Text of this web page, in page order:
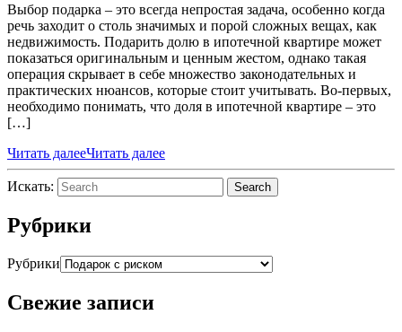
Выбор подарка – это всегда непростая задача, особенно когда
речь заходит о столь значимых и порой сложных вещах, как
недвижимость. Подарить долю в ипотечной квартире может
показаться оригинальным и ценным жестом, однако такая
операция скрывает в себе множество законодательных и
практических нюансов, которые стоит учитывать. Во-первых,
необходимо понимать, что доля в ипотечной квартире – это
[…]
Читать далееЧитать далее
Искать: Search
Рубрики
Рубрики
Свежие записи